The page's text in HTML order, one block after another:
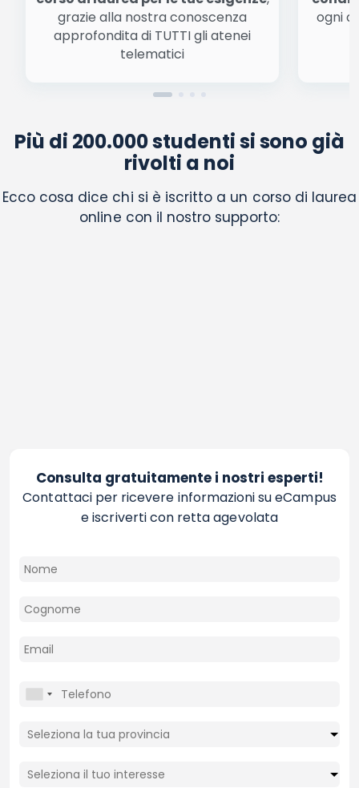
grazie alla nostra conoscenza
approfondita di TUTTI gli atenei
telematici
ogni
Più di 200.000 studenti si sono già
rivolti a noi
Ecco cosa dice chi si è iscritto a un corso di laurea
online con il nostro supporto:
Consulta gratuitamente i nostri esperti!
Contattaci per ricevere informazioni su eCampus
e iscriverti con retta agevolata